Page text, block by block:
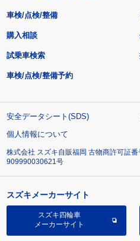
車検/点検/整備
購入相談
試乗車検索
車検/点検/整備予約
安全データシート(SDS)
個人情報について
株式会社 スズキ自販福岡 古物商許可証
909990030621号
スズキメーカーサイト
スズキ四輪車
メーカーサイト